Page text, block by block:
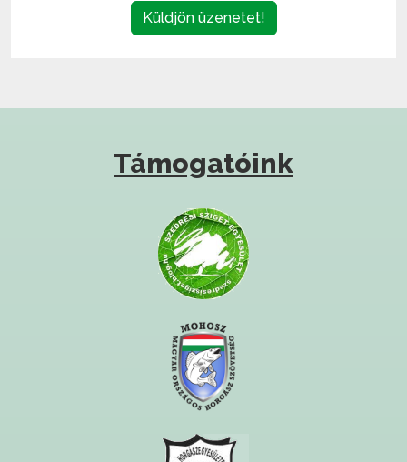
Küldjön üzenetet!
Támogatóink